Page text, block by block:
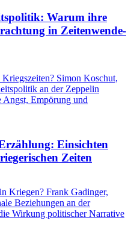
Warum ihre
in Zeitenwende-
Simon Koschut,
an der Zeppelin
Angst, Empörung und
Einsichten
Zeiten
Kriegen? Frank Gadinger,
Beziehungen an der
Wirkung politischer Narrative